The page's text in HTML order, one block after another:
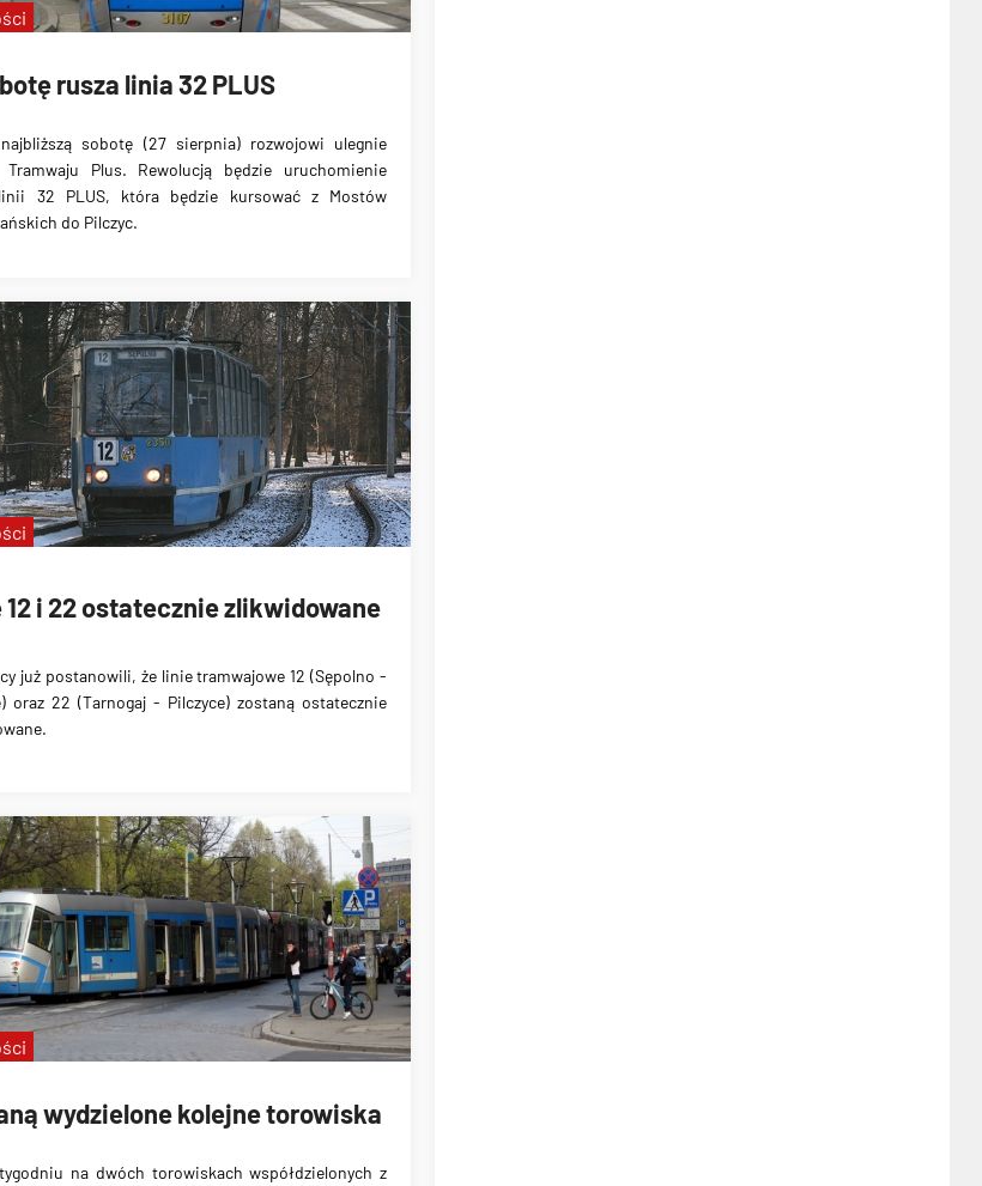
rusza linia 32 PLUS
sobotę (27 sierpnia) rozwojowi ulegnie
Tramwaju Plus. Rewolucją będzie uruchomienie
32 PLUS, która będzie kursować z Mostów
do Pilczyc.
12 i 22 ostatecznie zlikwidowane
już postanowili, że linie tramwajowe12 (Sępolno -
oraz 22 (Tarnogaj - Pilczyce) zostaną ostatecznie
.
wydzielone kolejne torowiska
na dwóch torowiskach współdzielonych z